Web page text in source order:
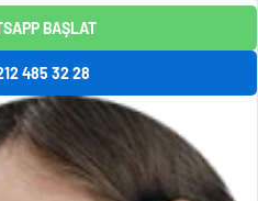
BAŞLAT
485 32 28